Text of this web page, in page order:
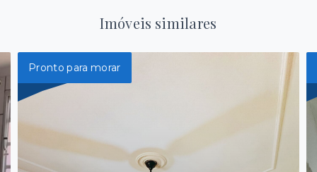
Imóveis similares
Pronto para morar